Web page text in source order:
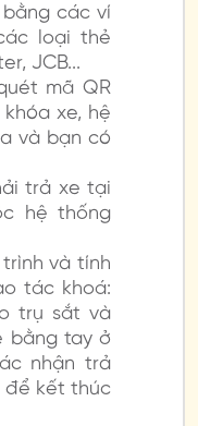
các ví
loại thẻ
JCB...
mã QR
xe, hệ
và bạn có
trả xe tại
hệ thống
và tính
tác khoá:
trụ sắt và
bằng tay ở
nhận trả
để kết thúc